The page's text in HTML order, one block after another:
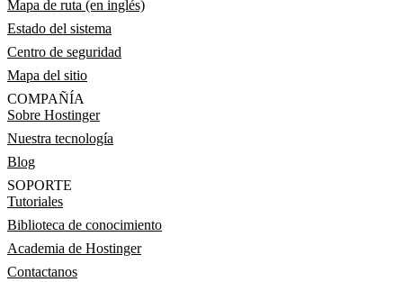
Mapa de ruta (en inglés)
Estado del sistema
Centro de seguridad
Mapa del sitio
COMPAÑÍA
Sobre Hostinger
Nuestra tecnología
Blog
SOPORTE
Tutoriales
Biblioteca de conocimiento
Academia de Hostinger
Contactanos